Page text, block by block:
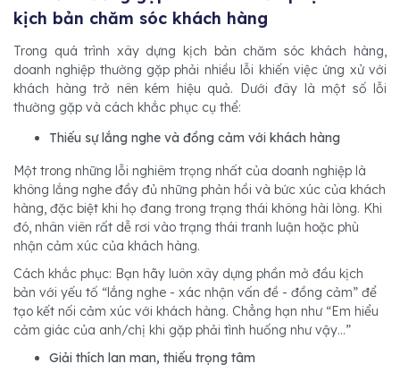
kịch bản chăm sóc khách hàng
Trong quá trình xây dựng kịch bản chăm sóc khách hàng,
doanh nghiệp thường gặp phải nhiều lỗi khiến việc ứng xử với
khách hàng trở nên kém hiệu quả. Dưới đây là một số lỗi
thường gặp và cách khắc phục cụ thể:
Thiếu sự lắng nghe và đồng cảm với khách hàng
Một trong những lỗi nghiêm trọng nhất của doanh nghiệp là
không lắng nghe đầy đủ những phản hồi và bức xúc của khách
hàng, đặc biệt khi họ đang trong trạng thái không hài lòng. Khi
đó, nhân viên rất dễ rơi vào trạng thái tranh luận hoặc phù
nhận cảm xúc của khách hàng.
Cách khắc phục: Bạn hãy luôn xây dựng phần mở đầu kịch
bản với yếu tố “lắng nghe - xác nhận vấn đề - đồng cảm” để
tạo kết nối cảm xúc với khách hàng. Chẳng hạn như “Em hiểu
cảm giác của anh/chị khi gặp phải tình huống như vậy…”
Giải thích lan man, thiếu trọng tâm